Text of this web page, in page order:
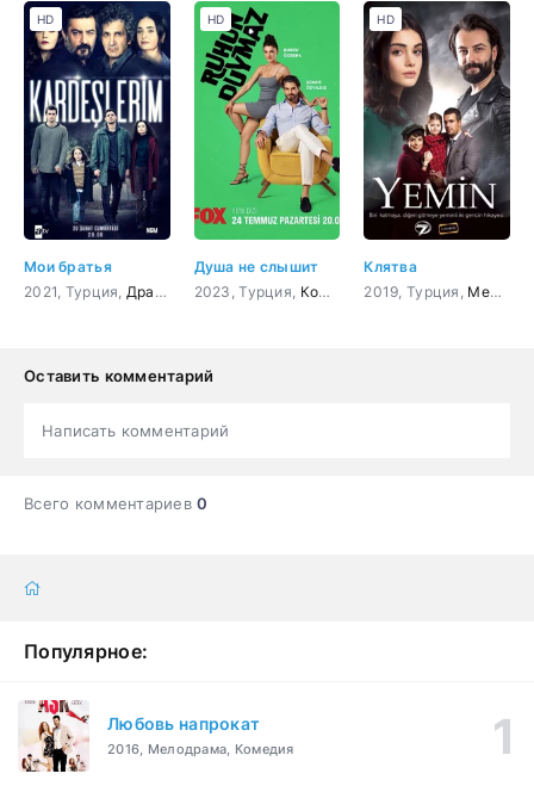
Мои братья
2021, Турция, Драма
HD
Душа не слышит
2023, Турция, Комедия
HD
Клятва
2019, Турция, Мелодрама
HD
Оставить комментарий
Написать комментарий
Всего комментариев0
Популярное:
Любовь напрокат
2016, Мелодрама, Комедия